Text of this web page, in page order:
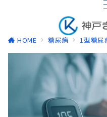
HOME 糖尿病 1型糖尿